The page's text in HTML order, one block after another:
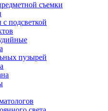
съемки
подсветкой
пузырей